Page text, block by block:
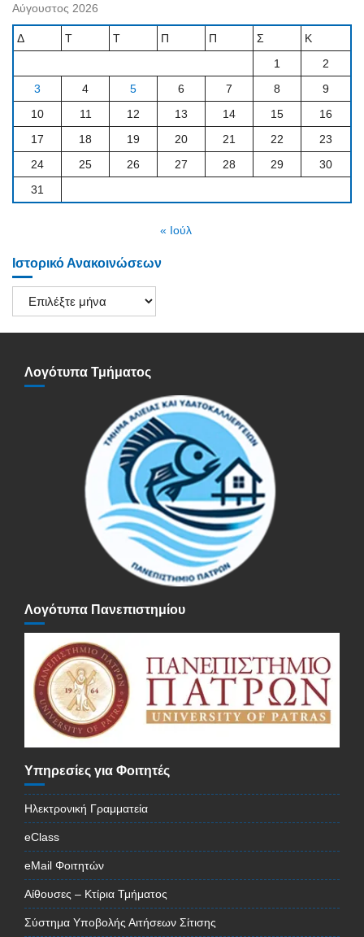
Αύγουστος 2026
Δ Τ Τ Π Π Σ
Κ
1
2
3
4 5 6 7 8
9
10
11 12 13 14 15
16
17
18 19 20 21 22
23
24
25 26 27 28 29
30
31
« Ιούλ
Ιστορικό Ανακοινώσεων
Ιστορικό
Ανακοινώσεων
Λογότυπα Τμήματος
Λογότυπα Πανεπιστημίου
Υπηρεσίες για Φοιτητές
Ηλεκτρονική Γραμματεία
eClass
eMail Φοιτητών
Αίθουσες – Κτίρια Τμήματος
Σύστημα Υποβολής Αιτήσεων Σίτισης